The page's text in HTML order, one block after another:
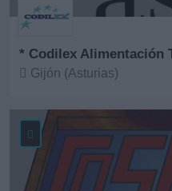
* Codilex Alimentación
Gijón (Asturias)